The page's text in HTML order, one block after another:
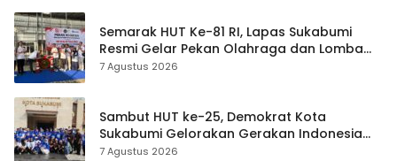
Semarak HUT Ke-81 RI, Lapas Sukabumi
Resmi Gelar Pekan Olahraga dan Lomba
Tradisional
7 Agustus 2026
Sambut HUT ke-25, Demokrat Kota
Sukabumi Gelorakan Gerakan Indonesia
ASRI Lewat Aksi Bersih Masjid Agung
7 Agustus 2026